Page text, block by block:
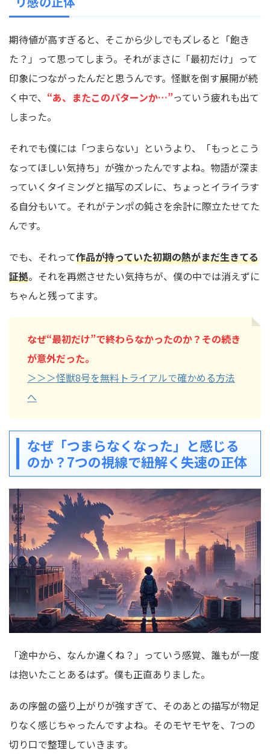
期待値が高すぎると、そこから少しでもズレると「飽き
た？」って思ってしまう。それがまさに「最初だけ」って
印象につながったんだと思うんです。怪獣を倒す展開が続
く中で、 “あ、またこのパターンか…”っていう疲れも出て
しまった。
それでも僕には「つまらない」というより、「もっとこう
なってほしい気持ち」が強かったんですよね。物語が深ま
っていくタイミングと描写のズレに、ちょっとイライラす
る自分もいて。それがテンポの鈍さを余計に際立たせてた
んです。
でも、それって作品が持っていた初期の熱がまだ生きてる
証拠。それを再燃させたい気持ちが、僕の中では消えずに
ちゃんと残ってます。
なぜ“最初だけ”で終わらなかったのか？その続き
が意外だった。
＞＞＞怪獣8号を無料トライアルで確かめる方法
へ
なぜ「つまらなくなった」と感じる
のか？7つの視線で紐解く失速の正体
「途中から、なんか違くね？」っていう感覚、誰もが一度
は抱いたことあるはず。僕も正直ありました。
あの序盤の盛り上がりが強すぎて、そのあとの描写が物足
りなく感じちゃったんですよね。そのモヤモヤを、7つの
切り口で整理していきます。